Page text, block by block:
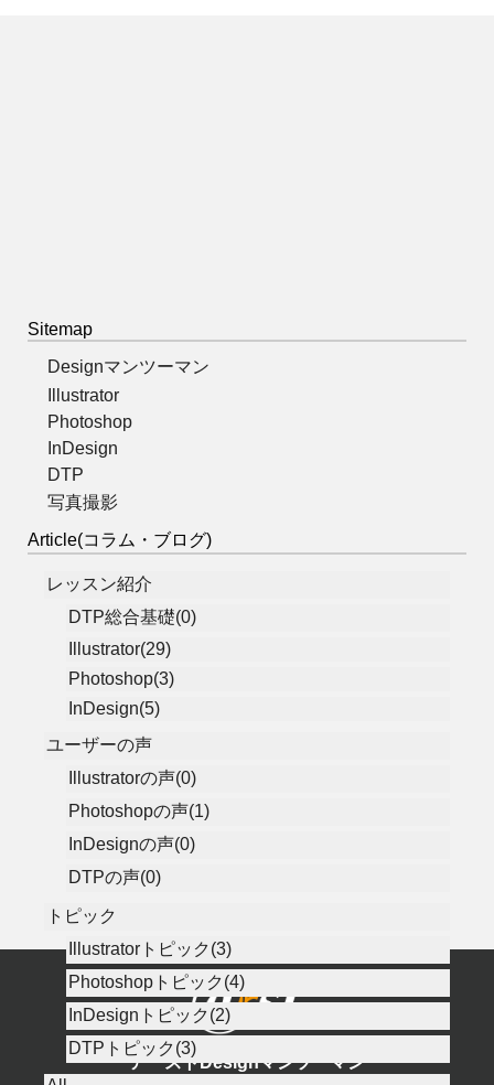
Sitemap
Designマンツーマン
Illustrator
Photoshop
InDesign
DTP
写真撮影
Article(コラム・ブログ)
レッスン紹介
DTP総合基礎(0)
Illustrator(29)
Photoshop(3)
InDesign(5)
ユーザーの声
Illustratorの声(0)
Photoshopの声(1)
InDesignの声(0)
DTPの声(0)
トピック
Illustratorトピック(3)
Photoshopトピック(4)
InDesignトピック(2)
DTPトピック(3)
アーストDesignマンツーマン